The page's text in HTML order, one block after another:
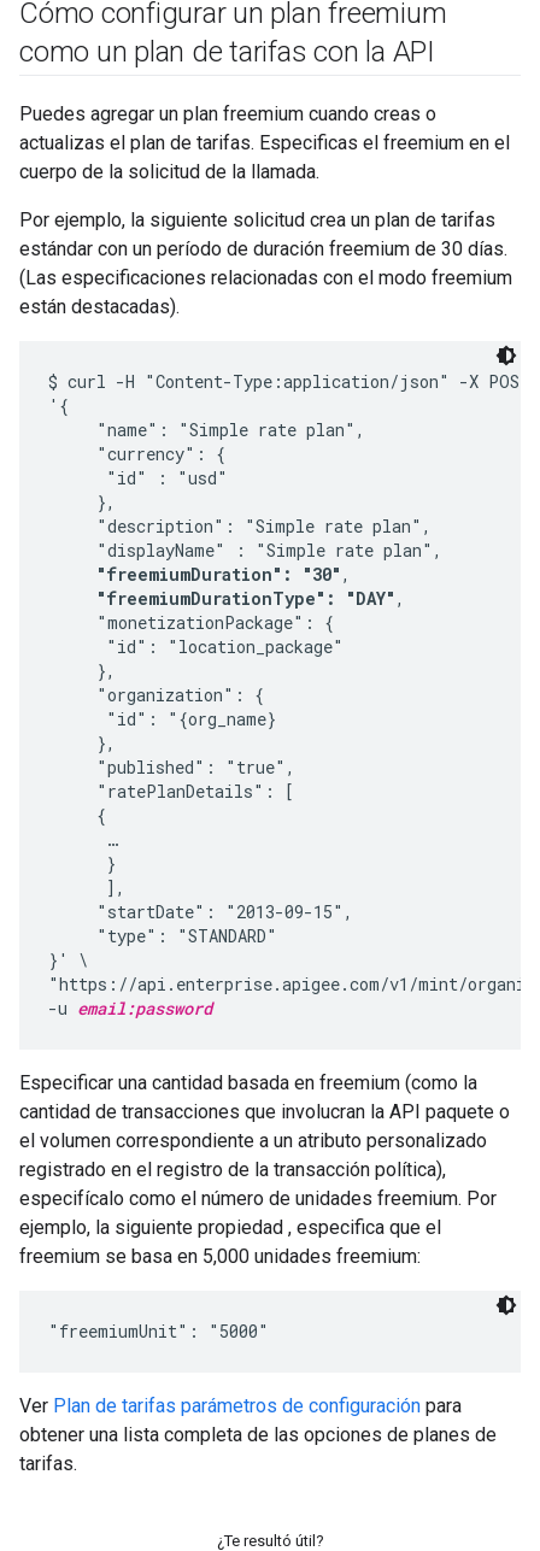
Cómo configurar un plan freemium
como un plan de tarifas con la API
Puedes agregar un plan freemium cuando creas o
actualizas el plan de tarifas. Especificas el freemium en el
cuerpo de la solicitud de la llamada.
Por ejemplo, la siguiente solicitud crea un plan de tarifas
estándar con un período de duración freemium de 30 días.
(Las especificaciones relacionadas con el modo freemium
están destacadas).
$ curl -H "Content-Type:application/json" -X
'{
     "name": "Simple rate plan",
     "currency": {
      "id" : "usd"
     },
     "description": "Simple rate plan",
     "displayName" : "Simple rate plan",
"freemiumDuration": "30" ,
"freemiumDurationType": "DAY" ,
     "monetizationPackage": {
      "id": "location_package"
     },
     "organization": {
      "id": "{org_name}
     },
     "published": "true",
     "ratePlanDetails": [
     {
      …
      }
      ],
     "startDate": "2013-09-15",
     "type": "STANDARD"
}' \
"https://api.enterprise.apigee.com/v1/mint/
-u email:password
Especificar una cantidad basada en freemium (como la
cantidad de transacciones que involucran la API paquete o
el volumen correspondiente a un atributo personalizado
registrado en el registro de la transacción política),
especifícalo como el número de unidades freemium. Por
ejemplo, la siguiente propiedad , especifica que el
freemium se basa en 5,000 unidades freemium:
Ver Plan de tarifas parámetros de configuración para
obtener una lista completa de las opciones de planes de
tarifas.
¿Te resultó útil?